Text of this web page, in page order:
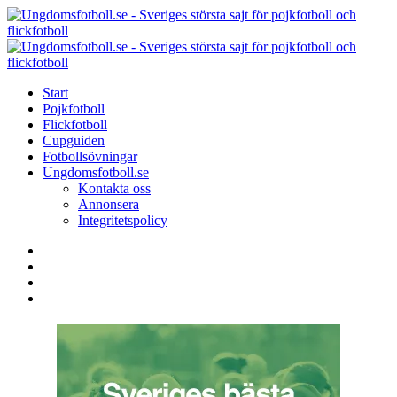
Menu
Search
Menu
Start
Pojkfotboll
Flickfotboll
Cupguiden
Fotbollsövningar
Ungdomsfotboll.se
Kontakta oss
Annonsera
Integritetspolicy